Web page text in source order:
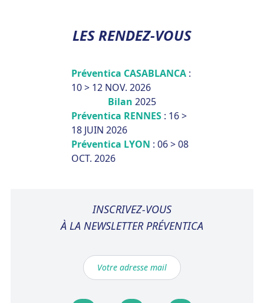
LES RENDEZ-VOUS
Préventica CASABLANCA :
10 > 12 NOV. 2026
Bilan 2025
Préventica RENNES : 16 >
18 JUIN 2026
Préventica LYON : 06 > 08
OCT. 2026
INSCRIVEZ-VOUS
À LA NEWSLETTER PRÉVENTICA